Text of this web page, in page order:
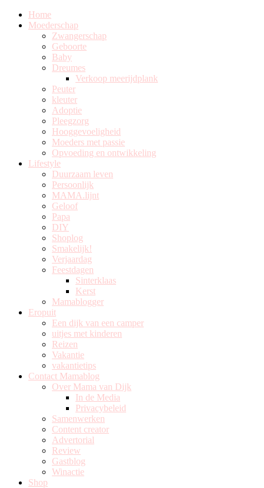
Home
Moederschap
Zwangerschap
Geboorte
Baby
Dreumes
Verkoop meerijdplank
Peuter
kleuter
Adoptie
Pleegzorg
Hooggevoeligheid
Moeders met passie
Opvoeding en ontwikkeling
Lifestyle
Duurzaam leven
Persoonlijk
MAMA.lijnt
Geloof
Papa
DIY
Shoplog
Smakelijk!
Verjaardag
Feestdagen
Sinterklaas
Kerst
Mamablogger
Eropuit
Een dijk van een camper
uitjes met kinderen
Reizen
Vakantie
vakantietips
Contact Mamablog
Over Mama van Dijk
In de Media
Privacybeleid
Samenwerken
Content creator
Advertorial
Review
Gastblog
Winactie
Shop